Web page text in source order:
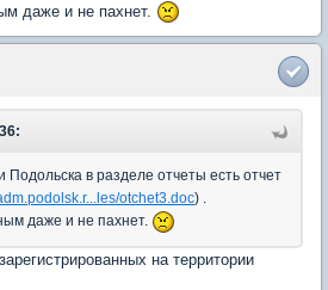
даже и не пахнет.
Подольска в разделе отчеты есть отчет
otchet3.doc) .
даже и не пахнет.
на территории